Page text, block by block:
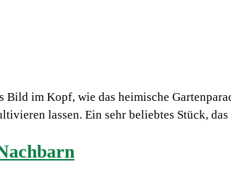
Bild im Kopf, wie das heimische
lassen. Ein sehr beliebtes Stück,